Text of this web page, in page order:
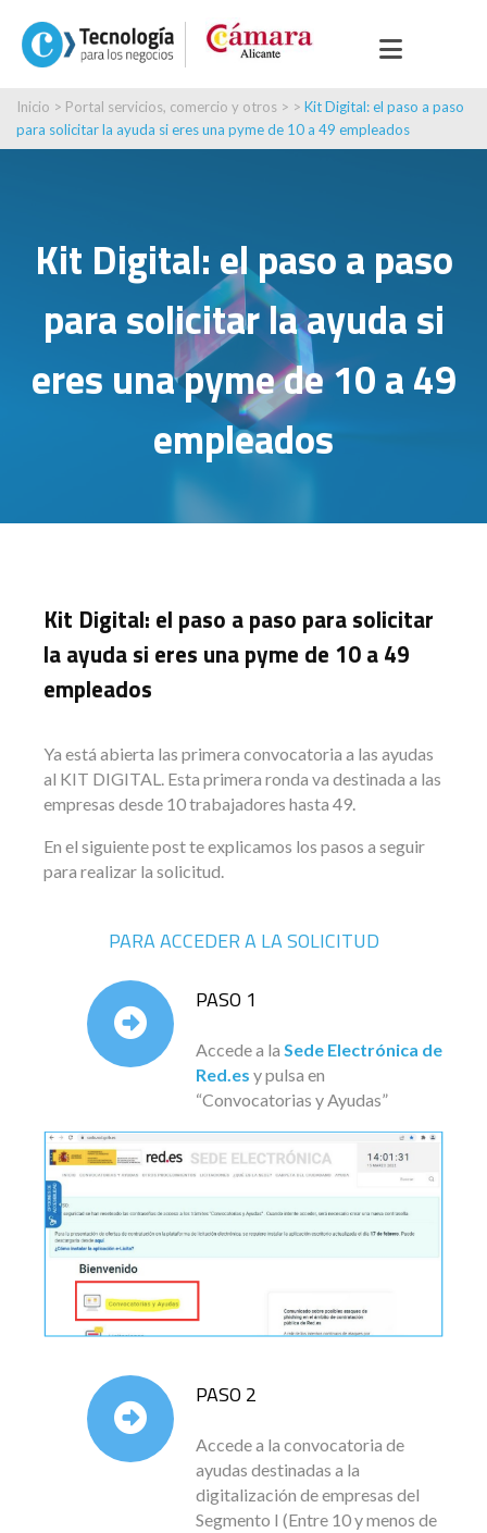
Inicio > Portal servicios, comercio y otros > > Kit Digital: el paso a paso
para solicitar la ayuda si eres una pyme de 10 a 49 empleados
Kit Digital: el paso a paso
para solicitar la ayuda si
eres una pyme de 10 a 49
empleados
Kit Digital: el paso a paso para solicitar
la ayuda si eres una pyme de 10 a 49
empleados
Ya está abierta las primera convocatoria a las ayudas
al KIT DIGITAL. Esta primera ronda va destinada a las
empresas desde 10 trabajadores hasta 49.
En el siguiente post te explicamos los pasos a seguir
para realizar la solicitud.
PARA ACCEDER A LA SOLICITUD
PASO 1
Accede a la Sede Electrónica de
Red.es y pulsa en
“Convocatorias y Ayudas”
PASO 2
Accede a la convocatoria de
ayudas destinadas a la
digitalización de empresas del
Segmento I (Entre 10 y menos de